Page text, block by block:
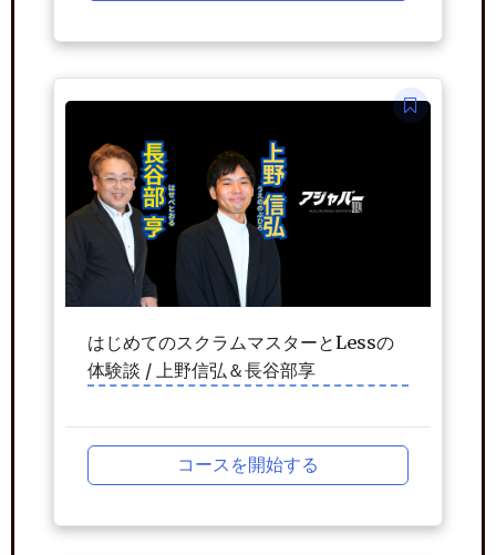
はじめてのスクラムマスターとLessの
体験談 / 上野信弘＆長谷部享
コースを開始する